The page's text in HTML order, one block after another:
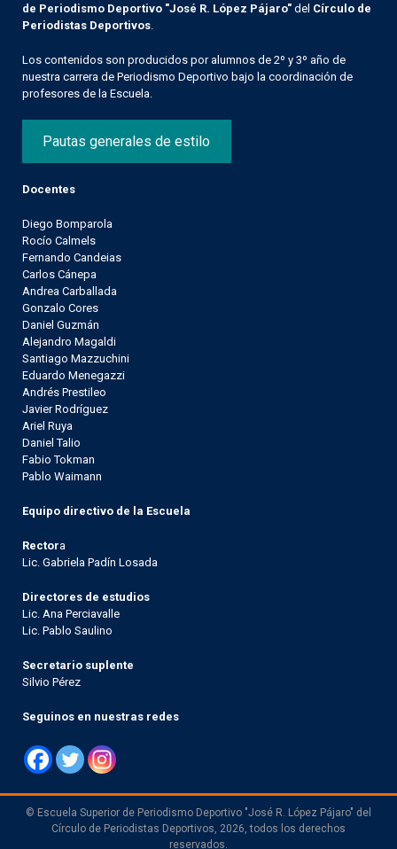
de Periodismo Deportivo "José R. López Pájaro" del Círculo de
Periodistas Deportivos
Los contenidos son producidos por alumnos de 2º y 3º año de
nuestra carrera de Periodismo Deportivo bajo la coordinación de
profesores de la Escuela.
Pautas generales de estilo
Docentes
Diego Bomparola
Rocío Calmels
Fernando Candeias
Carlos Cánepa
Andrea Carballada
Gonzalo Cores
Daniel Guzmán
Alejandro Magaldi
Santiago Mazzuchini
Eduardo Menegazzi
Andrés Prestileo
Javier Rodríguez
Ariel Ruya
Daniel Talio
Fabio Tokman
Pablo Waimann
Equipo directivo de la Escuela
Rectora
Lic. Gabriela Padín Losada
Directores de estudios
Lic. Ana Perciavalle
Lic. Pablo Saulino
Secretario suplente
Silvio Pérez
Seguinos en nuestras redes
© Escuela Superior de Periodismo Deportivo "José R. López Pájaro" del
Círculo de Periodistas Deportivos, 2026, todos los derechos
reservados.